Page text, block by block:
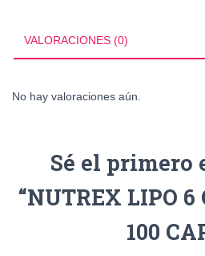
VALORACIONES (0)
No hay valoraciones aún.
Sé el primero
“NUTREX LIPO
100